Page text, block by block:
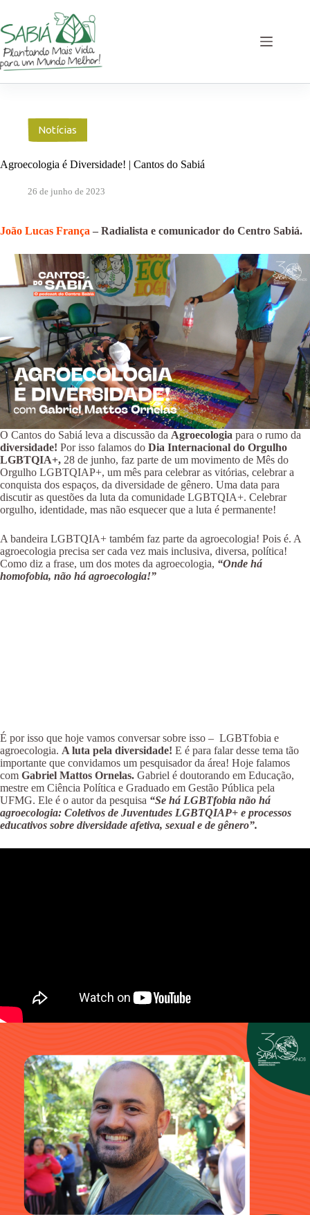
o
conteúdo
Notícias
Agroecologia é Diversidade! | Cantos do Sabiá
26 de junho de 2023
João Lucas França – Radialista e comunicador do Centro Sabiá.
O Cantos do Sabiá leva a discussão da Agroecologia para o rumo da
diversidade! Por isso falamos do Dia Internacional do Orgulho
LGBTQIA+, 28 de junho, faz parte de um movimento de Mês do
Orgulho LGBTQIAP+, um mês para celebrar as vitórias, celebrar a
conquista dos espaços, da diversidade de gênero. Uma data para
discutir as questões da luta da comunidade LGBTQIA+. Celebrar
orgulho, identidade, mas não esquecer que a luta é permanente!
A bandeira LGBTQIA+ também faz parte da agroecologia! Pois é. A
agroecologia precisa ser cada vez mais inclusiva, diversa, política!
Como diz a frase, um dos motes da agroecologia, “Onde há
homofobia, não há agroecologia!”
É por isso que hoje vamos conversar sobre isso – LGBTfobia e
agroecologia. A luta pela diversidade! E é para falar desse tema tão
importante que convidamos um pesquisador da área! Hoje falamos
com Gabriel Mattos Ornelas. Gabriel é doutorando em Educação,
mestre em Ciência Política e Graduado em Gestão Pública pela
UFMG. Ele é o autor da pesquisa “Se há LGBTfobia não há
agroecologia: Coletivos de Juventudes LGBTQIAP+ e processos
educativos sobre diversidade afetiva, sexual e de gênero”.